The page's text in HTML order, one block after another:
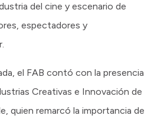
del cine y escenario de
espectadores y
el FAB contó con la presencia
Creativas e Innovación de
quien remarcó la importancia de